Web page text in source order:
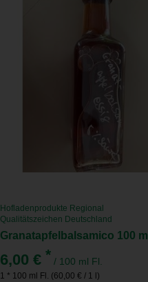
Hofladenprodukte Regional
Qualitätszeichen Deutschland
Granatapfelbalsamico 100 ml
6,00 € * / 100 ml Fl.
1 * 100 ml Fl. (60,00 € / 1 l)